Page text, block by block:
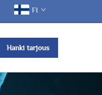
FI
Hanki tarjous